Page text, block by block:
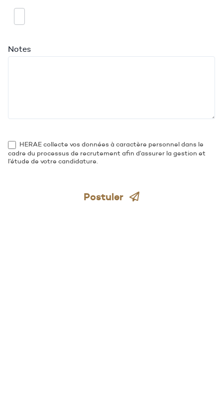
Notes
HERAE collecte vos données à caractère personnel dans le
cadre du processus de recrutement afin d’assurer la gestion et
l’étude de votre candidature.
Postuler